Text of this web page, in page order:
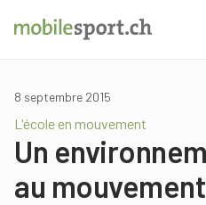
8 septembre 2015
L'école en mouvement
Un
au mouvement